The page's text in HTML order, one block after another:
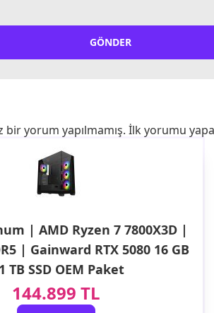
GÖNDER
bir yorum yapılmamış. İlk yorumu
| AMD Ryzen 7 7800X3D |
| Gainward RTX 5080 16 GB
TB SSD OEM Paket
144.899 TL